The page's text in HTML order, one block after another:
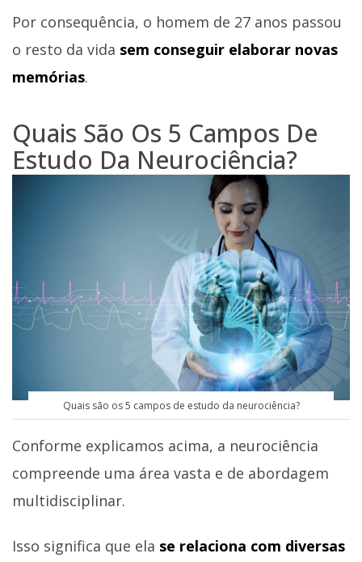
Por consequência, o homem de 27 anos passou
o resto da vida sem conseguir elaborar novas
memórias.
Quais São Os 5 Campos De
Estudo Da Neurociência?
Quais são os 5 campos de estudo da neurociência?
Conforme explicamos acima, a neurociência
compreende uma área vasta e de abordagem
multidisciplinar.
Isso significa que ela se relaciona com diversas